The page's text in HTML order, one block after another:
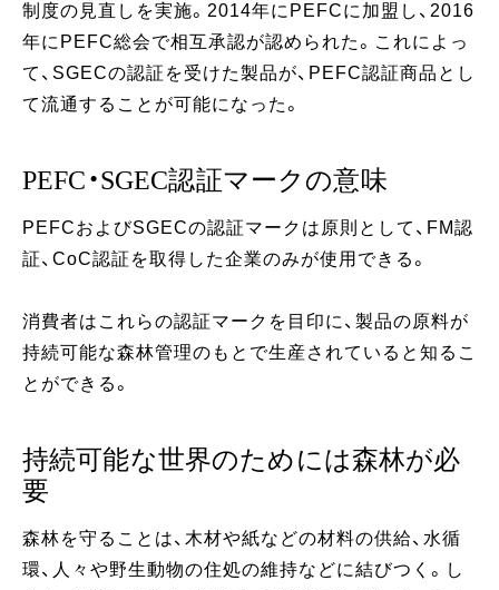
制度の見直しを実施。2014年にPEFCに加盟し、2016
年にPEFC総会で相互承認が認められた。これによっ
て、SGECの認証を受けた製品が、PEFC認証商品とし
て流通することが可能になった。
PEFC・SGEC認証マークの意味
PEFCおよびSGECの認証マークは原則として、FM認
証、CoC認証を取得した企業のみが使用できる。
消費者はこれらの認証マークを目印に、製品の原料が
持続可能な森林管理のもとで生産されていると知るこ
とができる。
持続可能な世界のためには森林が必
要
森林を守ることは、木材や紙などの材料の供給、水循
環、人々や野生動物の住処の維持などに結びつく。し